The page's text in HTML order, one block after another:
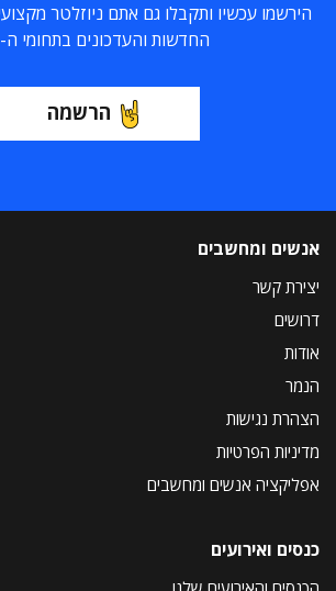
הירשמו עכשיו ותקבלו גם אתם ניוזלטר
החדשות והעדכונים בתחומי ה-ICT
הרשמה
אנשים ומחשבים
יצירת קשר
דרושים
אודות
הנמר
הצהרת נגישות
מדיניות הפרטיות
אפליקציה אנשים ומחשבים
כנסים ואירועים